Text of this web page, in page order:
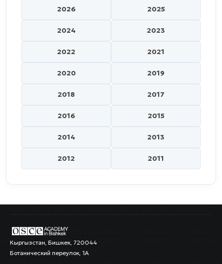
2026 2025
2024 2023
2022 2021
2020 2019
2018 2017
2016 2015
2014 2013
2012 2011
Кыргызстан, Бишкек, 720044
Ботанический переулок, 1А